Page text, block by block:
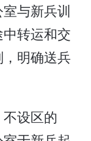
室与新兵训
转运和交
明确送兵
不设区的